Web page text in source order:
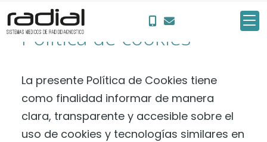
Política de cookies
La presente Política de Cookies tiene
como finalidad informar de manera
clara, transparente y accesible sobre el
uso de cookies y tecnologías similares en